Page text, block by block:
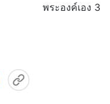
พระองค์เอง 3